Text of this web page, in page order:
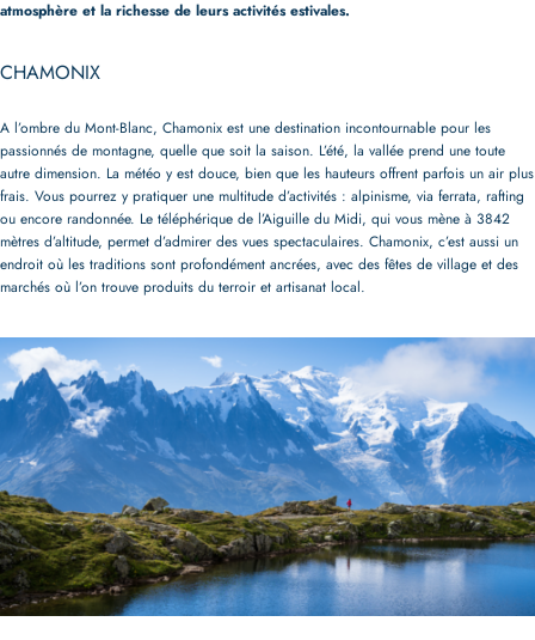
atmosphère et la richesse de leurs activités estivales.
CHAMONIX
A l’ombre du Mont-Blanc, Chamonix est une destination incontournable pour les
passionnés de montagne, quelle que soit la saison. L’été, la vallée prend une toute
autre dimension. La météo y est douce, bien que les hauteurs offrent parfois un air plus
frais. Vous pourrez y pratiquer une multitude d’activités : alpinisme, via ferrata, rafting
ou encore randonnée. Le téléphérique de l’Aiguille du Midi, qui vous mène à 3842
mètres d’altitude, permet d’admirer des vues spectaculaires. Chamonix, c’est aussi un
endroit où les traditions sont profondément ancrées, avec des fêtes de village et des
marchés où l’on trouve produits du terroir et artisanat local.